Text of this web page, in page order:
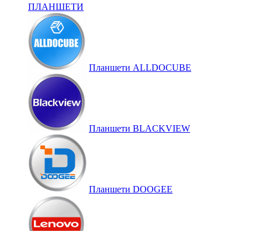
ПЛАНШЕТИ
Планшети ALLDOCUBE
Планшети BLACKVIEW
Планшети DOOGEE